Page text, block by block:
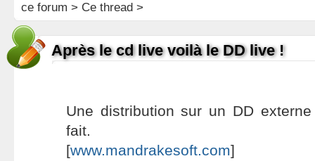
ce forum > Ce thread >
Après le cd live voilà le DD live !
Une distribution sur un DD
fait.
[www.mandrakesoft.com]